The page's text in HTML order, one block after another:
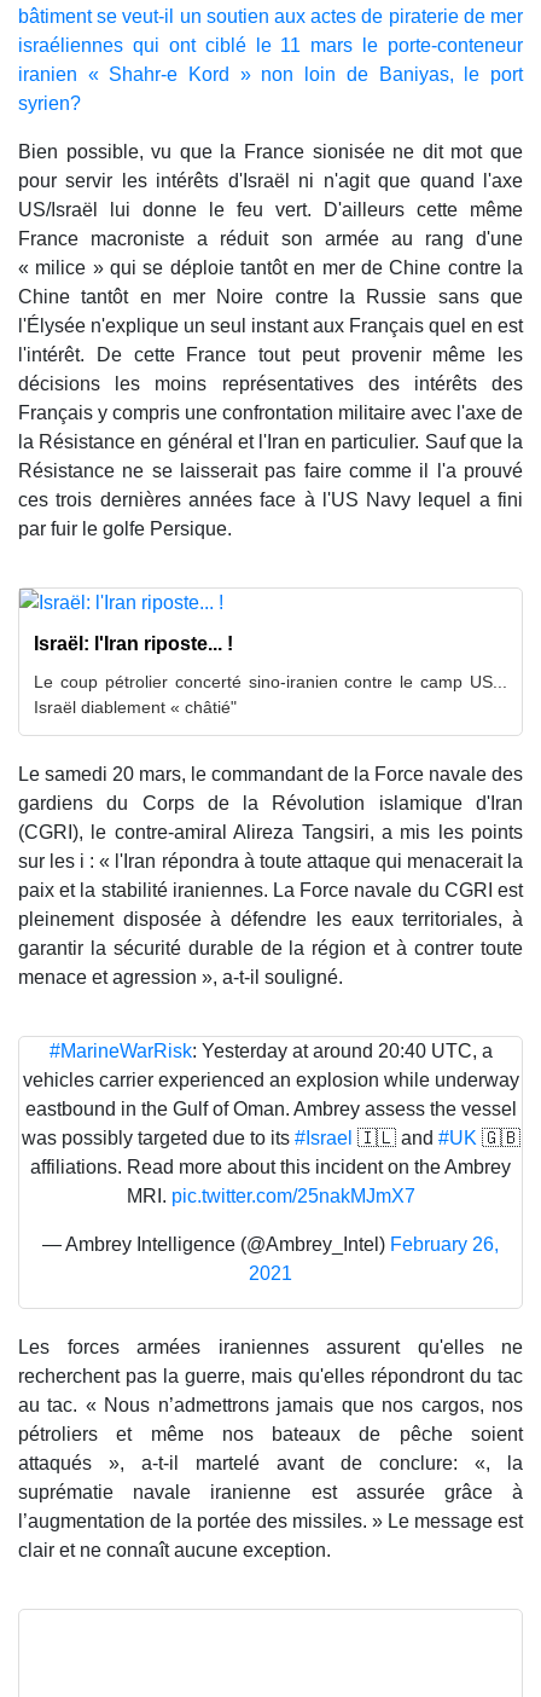
bâtiment se veut-il un soutien aux actes de piraterie de mer
israéliennes qui ont ciblé le 11 mars le porte-conteneur
iranien « Shahr-e Kord » non loin de Baniyas, le port
syrien?
Bien possible, vu que la France sionisée ne dit mot que
pour servir les intérêts d'Israël ni n'agit que quand l'axe
US/Israël lui donne le feu vert. D'ailleurs cette même
France macroniste a réduit son armée au rang d'une
« milice » qui se déploie tantôt en mer de Chine contre la
Chine tantôt en mer Noire contre la Russie sans que
l'Élysée n'explique un seul instant aux Français quel en est
l'intérêt. De cette France tout peut provenir même les
décisions les moins représentatives des intérêts des
Français y compris une confrontation militaire avec l'axe de
la Résistance en général et l'Iran en particulier. Sauf que la
Résistance ne se laisserait pas faire comme il l'a prouvé
ces trois dernières années face à l'US Navy lequel a fini
par fuir le golfe Persique.
Israël: l'Iran riposte... !
Le coup pétrolier concerté sino-iranien contre le camp US...
Israël diablement « châtié"
Le samedi 20 mars, le commandant de la Force navale des
gardiens du Corps de la Révolution islamique d'Iran
(CGRI), le contre-amiral Alireza Tangsiri, a mis les points
sur les i : « l'Iran répondra à toute attaque qui menacerait la
paix et la stabilité iraniennes. La Force navale du CGRI est
pleinement disposée à défendre les eaux territoriales, à
garantir la sécurité durable de la région et à contrer toute
menace et agression », a-t-il souligné.
#MarineWarRisk: Yesterday at around 20:40 UTC, a
vehicles carrier experienced an explosion while underway
eastbound in the Gulf of Oman. Ambrey assess the vessel
was possibly targeted due to its #Israel 🇮🇱 and #UK 🇬🇧
affiliations. Read more about this incident on the Ambrey
MRI. pic.twitter.com/25nakMJmX7
— Ambrey Intelligence (@Ambrey_Intel) February 26,
2021
Les forces armées iraniennes assurent qu'elles ne
recherchent pas la guerre, mais qu'elles répondront du tac
au tac. « Nous n’admettrons jamais que nos cargos, nos
pétroliers et même nos bateaux de pêche soient
attaqués », a-t-il martelé avant de conclure: «, la
suprématie navale iranienne est assurée grâce à
l’augmentation de la portée des missiles. » Le message est
clair et ne connaît aucune exception.